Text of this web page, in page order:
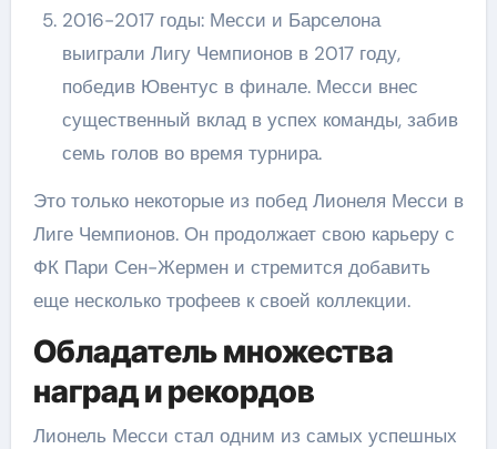
2016-2017 годы: Месси и Барселона
выиграли Лигу Чемпионов в 2017 году,
победив Ювентус в финале. Месси внес
существенный вклад в успех команды, забив
семь голов во время турнира.
Это только некоторые из побед Лионеля Месси в
Лиге Чемпионов. Он продолжает свою карьеру с
ФК Пари Сен-Жермен и стремится добавить
еще несколько трофеев к своей коллекции.
Обладатель множества
наград и рекордов
Лионель Месси стал одним из самых успешных